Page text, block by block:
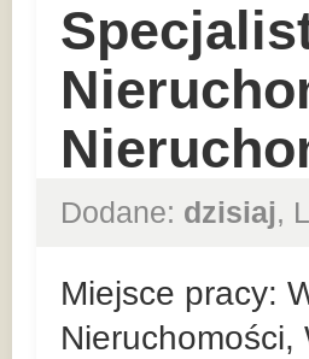
Dodane: dzisiaj,
Miejsce pracy:
Nieruchomości,